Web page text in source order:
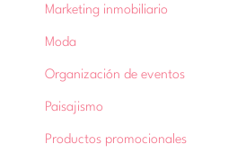
Marketing inmobiliario
Moda
Organización de eventos
Paisajismo
Productos promocionales